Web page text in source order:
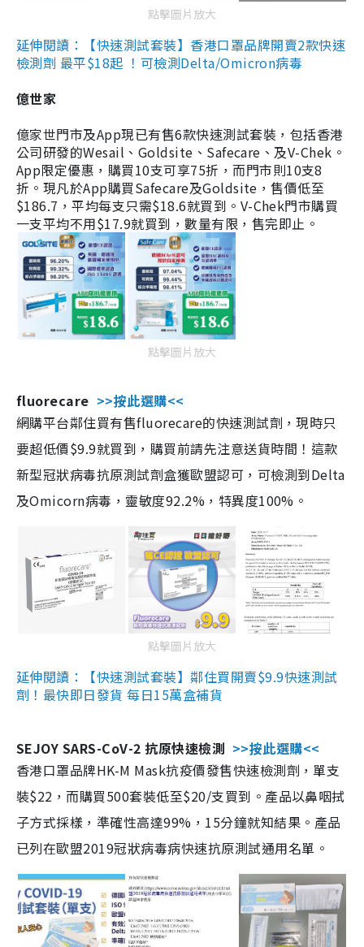
點擊圖片放大
延伸閱讀：【快速測試套裝】香港口罩品牌開賣2款快速
檢測劑 最平$18起 ！可檢測Delta/Omicron病毒
億世家
億家世門市及App現已有售6款快速測試套裝，包括香港
公司研發的Wesail、Goldsite、Safecare、及V-Chek。
App限定優惠，購買10支可享75折，而門市則10支8
折。現凡於App購買Safecare及Goldsite，售價低至
$186.7，平均每支只需$18.6就買到。V-Chek門市購買
一支平均不用$17.9就買到，數量有限，售完即止。
點擊圖片放大
fluorecare >>按此選購<<
網購平台鄰住買有售fluorecare的快速測試劑，現時只
要超低價$9.9就買到，購買前請先注意送貨時間！這款
新型冠狀病毒抗原測試劑盒獲歐盟認可，可檢測到Delta
及Omicorn病毒，靈敏度92.2%，特異度100%。
點擊圖片放大
延伸閱讀：【快速測試套裝】鄰住買開賣$9.9快速測試
劑！最快即日發貨 每日15萬盒補貨
SEJOY SARS-CoV-2 抗原快速檢測 >>按此選購<<
香港口罩品牌HK-M Mask抗疫價發售快速檢測劑，單支
裝$22，而購買500套裝低至$20/支買到。產品以鼻咽拭
子方式採樣，準確性高達99%，15分鐘就知結果。產品
已列在歐盟2019冠狀病毒病快速抗原測試通用名單。